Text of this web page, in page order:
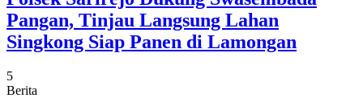
Pangan, Tinjau Langsung Lahan
Singkong Siap Panen di Lamongan
5
Berita